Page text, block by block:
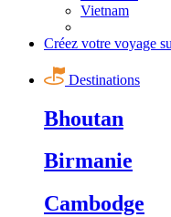
Vietnam
Créez votre voyage
Destinations
Bhoutan
Birmanie
Cambodge